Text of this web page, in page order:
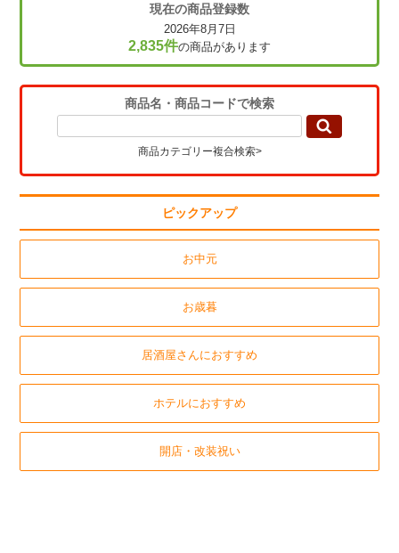
現在の商品登録数
2026年8月7日
2,835件の商品があります
商品名・商品コードで検索
商品カテゴリー複合検索>
ピックアップ
お中元
お歳暮
居酒屋さんにおすすめ
ホテルにおすすめ
開店・改装祝い